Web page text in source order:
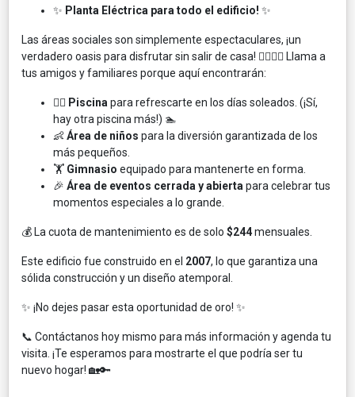
✨ Planta Eléctrica para todo el edificio! ✨
Las áreas sociales son simplemente espectaculares, ¡un
verdadero oasis para disfrutar sin salir de casa! 🏊‍♀️🤸‍♂️ Llama a
tus amigos y familiares porque aquí encontrarán:
🏊‍♀️ Piscina para refrescarte en los días soleados. (¡Sí,
hay otra piscina más!) 🏊
👶Área de niños para la diversión garantizada de los
más pequeños.
🏋️ Gimnasio equipado para mantenerte en forma.
🎉 Área de eventos cerrada y abierta para celebrar tus
momentos especiales a lo grande.
💰 La cuota de mantenimiento es de solo $244mensuales.
Este edificio fue construido en el 2007, lo que garantiza una
sólida construcción y un diseño atemporal.
✨ ¡No dejes pasar esta oportunidad de oro! ✨
📞 Contáctanos hoy mismo para más información y agenda tu
visita. ¡Te esperamos para mostrarte el que podría ser tu
nuevo hogar! 🏡🔑